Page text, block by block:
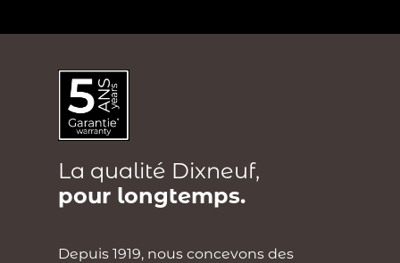
La qualité Dixneuf,
pour longtemps.
Depuis 1919, nous concevons des